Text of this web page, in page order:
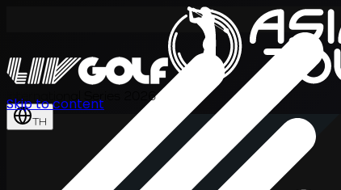
International Series 2026
TH
Skip to content